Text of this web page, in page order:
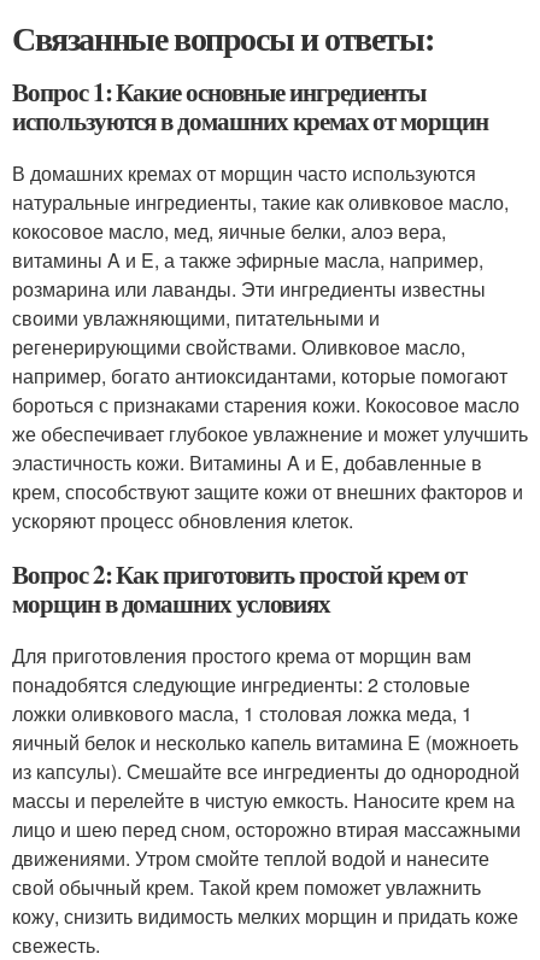
Связанные вопросы и ответы:
Вопрос 1: Какие основные ингредиенты
используются в домашних кремах от морщин
В домашних кремах от морщин часто используются
натуральные ингредиенты, такие как оливковое масло,
кокосовое масло, мед, яичные белки, алоэ вера,
витамины A и E, а также эфирные масла, например,
розмарина или лаванды. Эти ингредиенты известны
своими увлажняющими, питательными и
регенерирующими свойствами. Оливковое масло,
например, богато антиоксидантами, которые помогают
бороться с признаками старения кожи. Кокосовое масло
же обеспечивает глубокое увлажнение и может улучшить
эластичность кожи. Витамины A и E, добавленные в
крем, способствуют защите кожи от внешних факторов и
ускоряют процесс обновления клеток.
Вопрос 2: Как приготовить простой крем от
морщин в домашних условиях
Для приготовления простого крема от морщин вам
понадобятся следующие ингредиенты: 2 столовые
ложки оливкового масла, 1 столовая ложка меда, 1
яичный белок и несколько капель витамина E (можноеть
из капсулы). Смешайте все ингредиенты до однородной
массы и перелейте в чистую емкость. Наносите крем на
лицо и шею перед сном, осторожно втирая массажными
движениями. Утром смойте теплой водой и нанесите
свой обычный крем. Такой крем поможет увлажнить
кожу, снизить видимость мелких морщин и придать коже
свежесть.